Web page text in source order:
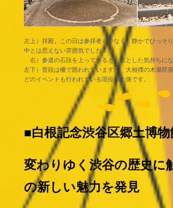
左上）拝殿。この日は参拝者も少なく、静かでひっそ
中とは思えない雰囲気でした。
右）参道の石段を上っていると、凛とした気持ちにな
左下）普段は柵で囲われていますが、大相撲の木瀬部
どのイベントも行われている現役の土俵です。
■白根記念渋谷区郷土博
変わりゆく渋谷の歴史に
の新しい魅力を発見